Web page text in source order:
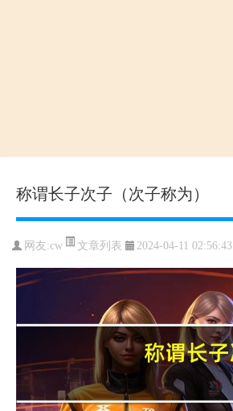
称谓长子次子（次子称为）
网友:cw 文章列表 2024-04-11 02:56:43